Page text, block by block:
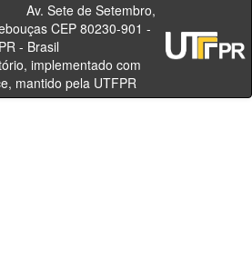
de Setembro,
CEP 80230-901 -
- PR - Brasil
implementado com
mantido pela UTFPR